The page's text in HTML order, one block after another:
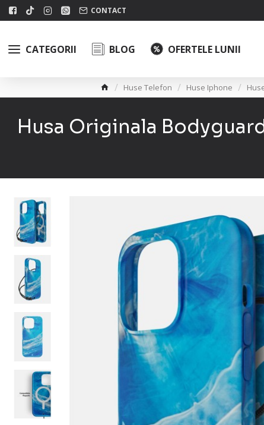
CONTACT
CATEGORII BLOG OFERTELE LUNII
Huse Telefon Huse Iphone
Husa Originala